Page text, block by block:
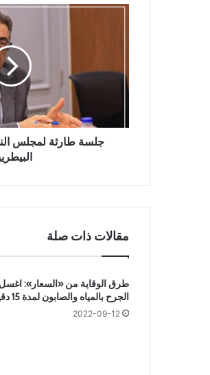
ج
ا
ة
ل
ن
ق
ب
ة
ا
جلسة طارئة لمجلس
مقالات ذات صلة
طرق الوقاية من «السعار»: اغسل
الجرح بالمياه والصابون لمدة 15 دقيقة
2022-09-12